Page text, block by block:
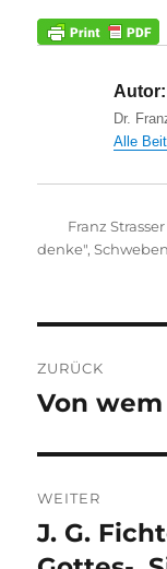
Autor:
Dr.
Alle
Autor
Franz Strasser
denke",
ZURÜCK
Vorheriger
Von
WEITER
Nächster
Beitrag:
J. G.